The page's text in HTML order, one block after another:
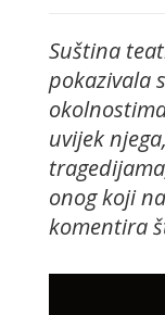
Suština
pokazivala
uvijek
onog koji
komentira